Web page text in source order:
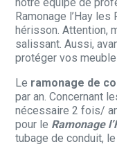
Ramonage l’Hay
hérisson. Attention,
salissant. Aussi,
protéger vos
Le ramonage de
par an. Concernant
nécessaire 2 fois/
pour le Ramonage
tubage de conduit,